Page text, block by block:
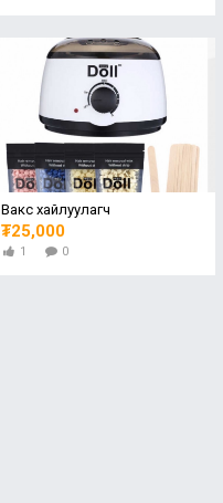
Вакс хайлуулагч
₮25,000
1 0